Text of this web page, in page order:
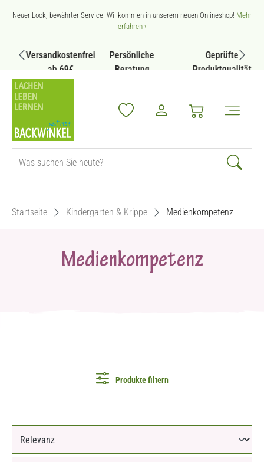
Zum Hauptinhalt springen
Neuer Look, bewährter Service. Willkommen in unserem neuen Onlineshop! Mehr
erfahren ›
Versandkostenfrei
ab 69€
Persönliche
Beratung
Geprüfte
Produktqualität
Startseite Kindergarten & Krippe Medienkompetenz
Medienkompetenz
Produkte filtern